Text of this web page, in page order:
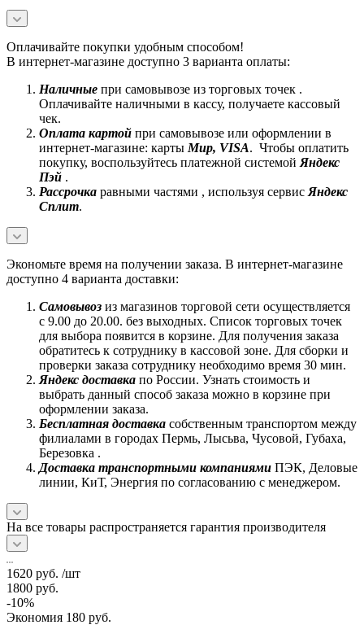
Оплачивайте покупки удобным способом!
В интернет-магазине доступно 3 варианта оплаты:
Наличные при самовывозе из торговых точек .
Оплачивайте наличными в кассу, получаете кассовый
чек.
Оплата картой при самовывозе или оформлении в
интернет-магазине: карты Mир, VISA. Чтобы оплатить
покупку, воспользуйтесь платежной системой Яндекс
Пэй .
Рассрочка равными частями , используя сервис Яндекс
Сплит.
Экономьте время на получении заказа. В интернет-магазине
доступно 4 варианта доставки:
Самовывоз из магазинов торговой сети осуществляется
с 9.00 до 20.00. без выходных. Список торговых точек
для выбора появится в корзине. Для получения заказа
обратитесь к сотруднику в кассовой зоне. Для сборки и
проверки заказа сотруднику необходимо время 30 мин.
Яндекс доставка по России. Узнать стоимость и
выбрать данный способ заказа можно в корзине при
оформлении заказа.
Бесплатная доставка собственным транспортом между
филиалами в городах Пермь, Лысьва, Чусовой, Губаха,
Березовка .
Доставка транспортными компаниями ПЭК, Деловые
линии, КиТ, Энергия по согласованию с менеджером.
На все товары распространяется гарантия производителя
1620 руб. /шт
1800 руб.
-10%
Экономия 180 руб.